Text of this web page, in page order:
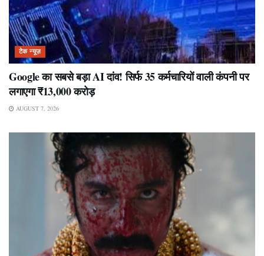
टेक न्यूज़
Google का सबसे बड़ा AI दांव! सिर्फ 35 कर्मचारियों वाली कंपनी पर
लगाएगा ₹13,000 करोड़
AUGUST 7, 2026